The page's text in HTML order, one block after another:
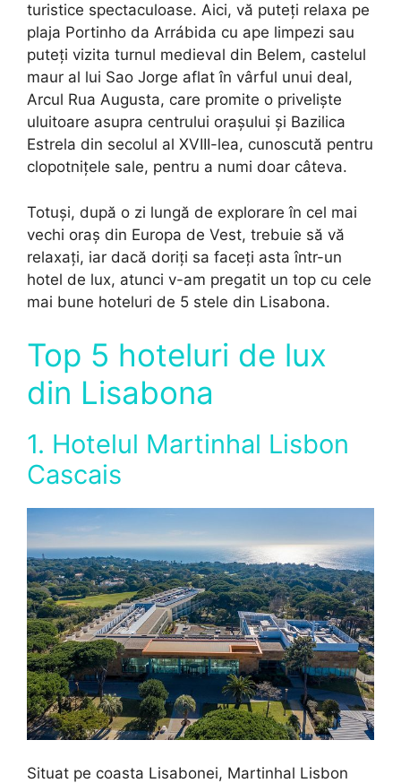
turistice spectaculoase. Aici, vă puteți relaxa pe
plaja Portinho da Arrábida cu ape limpezi sau
puteți vizita turnul medieval din Belem, castelul
maur al lui Sao Jorge aflat în vârful unui deal,
Arcul Rua Augusta, care promite o priveliște
uluitoare asupra centrului orașului și Bazilica
Estrela din secolul al XVIII-lea, cunoscută pentru
clopotnițele sale, pentru a numi doar câteva.
Totuși, după o zi lungă de explorare în cel mai
vechi oraș din Europa de Vest, trebuie să vă
relaxați, iar dacă doriți sa faceți asta într-un
hotel de lux, atunci v-am pregatit un top cu cele
mai bune hoteluri de 5 stele din Lisabona.
Top 5 hoteluri de lux
din Lisabona
1. Hotelul Martinhal Lisbon
Cascais
Situat pe coasta Lisabonei, Martinhal Lisbon